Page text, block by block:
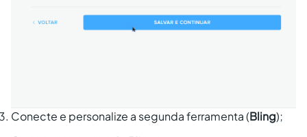
Conecte e personalize a segunda ferramenta (Bling);